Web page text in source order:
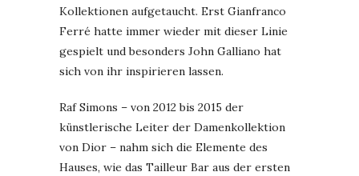
Kollektionen aufgetaucht. Erst Gianfranco
Ferré hatte immer wieder mit dieser Linie
gespielt und besonders John Galliano hat
sich von ihr inspirieren lassen.
Raf Simons – von 2012 bis 2015 der
künstlerische Leiter der Damenkollektion
von Dior – nahm sich die Elemente des
Hauses, wie das Tailleur Bar aus der ersten